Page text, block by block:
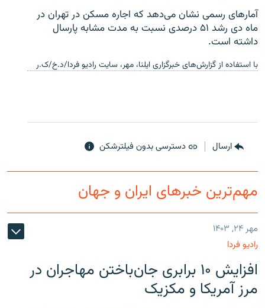
آمارهای رسمی نشان می‌دهد که اجاره مسکن در تهران در
ماه دی رشد ۵۱ درصدی نسبت به مدت مشابه پارسال
داشته است.
با استفاده از گزارش‌های خبرگزاری ایلنا، مهر، سایت رادیو فردا/د.خ/ک.ر
ارسال دسترسی بدون فیلترشکن
مهم‌ترین خبرهای ایران و جهان
مهر ۲۴, ۱۴۰۳
رادیو فردا
افزایش ۱۰ برابری جان‌باختن مهاجران در
مرز آمریکا و مکزیک